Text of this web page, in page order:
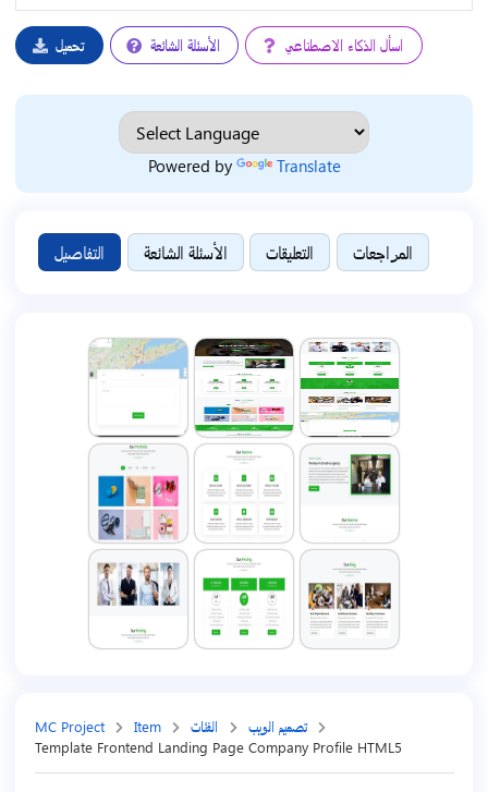
/
5
تحميل الأسئلة الشائعة اسأل الذكاء الاصطناعي
Powered by Translate
التفاصيل الأسئلة الشائعة التعليقات المراجعات
MC Project Item الفئات
تصميم الويب
Template Frontend Landing Page Company Profile HTML5